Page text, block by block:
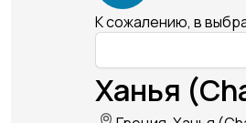
К сожалению, в
Ханья